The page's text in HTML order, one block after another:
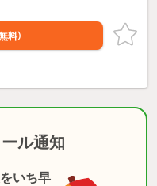
無料）
ル通知
いち早